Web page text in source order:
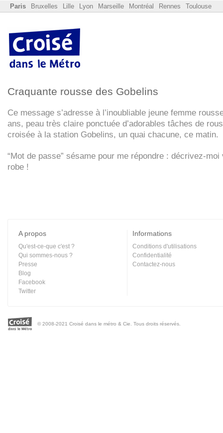
Paris Bruxelles Lille Lyon Marseille Montréal Rennes Toulouse
Craquante rousse des Gobelins
Ce message s’adresse à l’inoubliable jeune femme
ans, peau très claire ponctuée d’adorables tâches de
croisée à la station Gobelins, un quai chacune, ce matin.
“Mot de passe” sésame pour me répondre : décrivez-moi
robe !
A propos
Qu'est-ce-que c'est ?
Qui sommes-nous ?
Presse
Blog
Facebook
Twitter
Informations
Conditions d'utilisations
Confidentialité
Contactez-nous
© 2008-2021 Croisé dans le métro & Cie. Tous droits réservés.